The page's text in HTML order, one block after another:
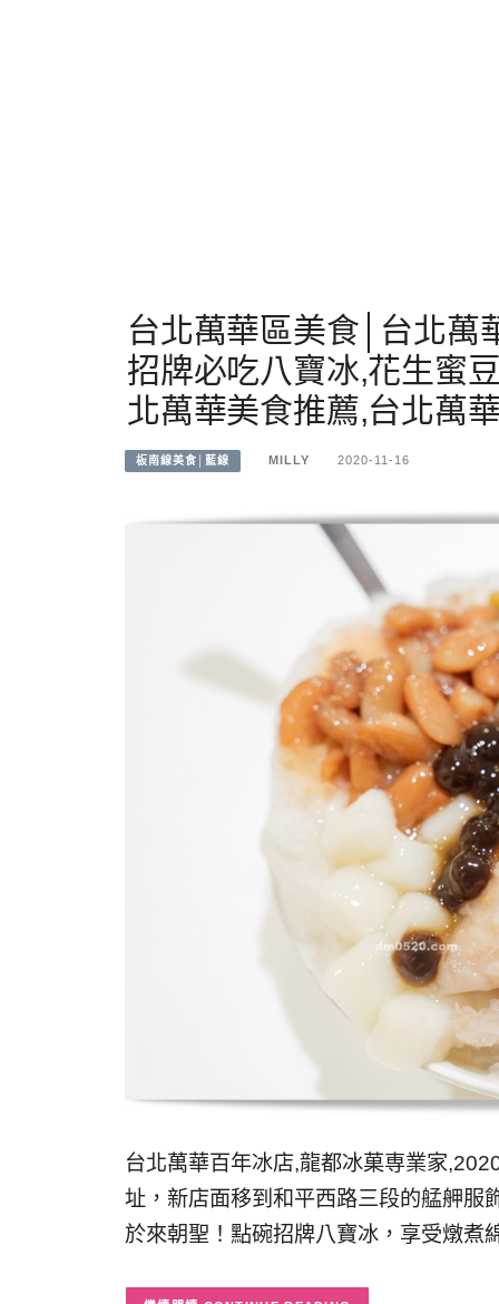
台北萬華區美食│台北萬
招牌必吃八寶冰,花生蜜
北萬華美食推薦,台北萬
板南線美食│藍線 MILLY 2020-11-16
台北萬華百年冰店,龍都冰菓専業家
址，新店面移到和平西路三段的艋舺服
於來朝聖！點碗招牌八寶冰，享受燉